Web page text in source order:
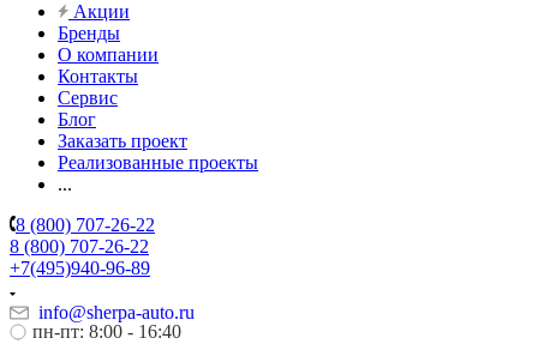
Акции
Бренды
О компании
Контакты
Сервис
Блог
Заказать проект
Реализованные проекты
...
8 (800) 707-26-22
8 (800) 707-26-22
+7(495)940-96-89
info@sherpa-auto.ru
пн-пт: 8:00 - 16:40